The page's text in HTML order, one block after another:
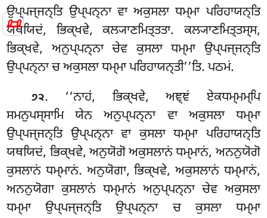
📜
ਉਪ੍ਪਜ੍ਜਨ੍ਤਿ ਉਪ੍ਪਨ੍ਨਾ ਵਾ ਅਕੁਸਲਾ ਧਮ੍ਮਾ ਪਰਿਹਾਯਨ੍ਤਿ
ਯਥਯਿਦਂ, ਭਿਕ੍ਖਵੇ, ਕਲ੍ਯਾਣਮਿਤ੍ਤਤਾ. ਕਲ੍ਯਾਣਮਿਤ੍ਤਸ੍ਸ,
ਭਿਕ੍ਖਵੇ, ਅਨੁਪ੍ਪਨ੍ਨਾ ਚੇਵ ਕੁਸਲਾ ਧਮ੍ਮਾ ਉਪ੍ਪਜ੍ਜਨ੍ਤਿ
ਉਪ੍ਪਨ੍ਨਾ ਚ ਅਕੁਸਲਾ ਧਮ੍ਮਾ ਪਰਿਹਾਯਨ੍ਤੀ’’ਤਿ. ਪਠਮਂ.
੭੨. ‘‘ਨਾਹਂ, ਭਿਕ੍ਖਵੇ, ਅਞ੍ਞਂ ਏਕਧਮ੍ਮਮ੍ਪਿ
ਸਮਨੁਪਸ੍ਸਾਮਿ ਯੇਨ ਅਨੁਪ੍ਪਨ੍ਨਾ ਵਾ ਅਕੁਸਲਾ ਧਮ੍ਮਾ
ਉਪ੍ਪਜ੍ਜਨ੍ਤਿ ਉਪ੍ਪਨ੍ਨਾ ਵਾ ਕੁਸਲਾ ਧਮ੍ਮਾ ਪਰਿਹਾਯਨ੍ਤਿ
ਯਥਯਿਦਂ, ਭਿਕ੍ਖਵੇ, ਅਨੁਯੋਗੋ ਅਕੁਸਲਾਨਂ ਧਮ੍ਮਾਨਂ, ਅਨਨੁਯੋਗੋ
ਕੁਸਲਾਨਂਧਮ੍ਮਾਨਂ. ਅਨੁਯੋਗਾ, ਭਿਕ੍ਖਵੇ, ਅਕੁਸਲਾਨਂ ਧਮ੍ਮਾਨਂ,
ਅਨਨੁਯੋਗਾ ਕੁਸਲਾਨਂ ਧਮ੍ਮਾਨਂ ਅਨੁਪ੍ਪਨ੍ਨਾ ਚੇਵ ਅਕੁਸਲਾ
ਧਮ੍ਮਾ ਉਪ੍ਪਜ੍ਜਨ੍ਤਿ ਉਪ੍ਪਨ੍ਨਾ ਚ ਕੁਸਲਾ ਧਮ੍ਮਾ